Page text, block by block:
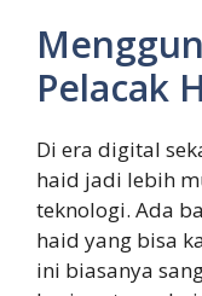
Pelacak
Di era digital
haid jadi lebih
teknologi. Ada
haid yang bisa
ini biasanya